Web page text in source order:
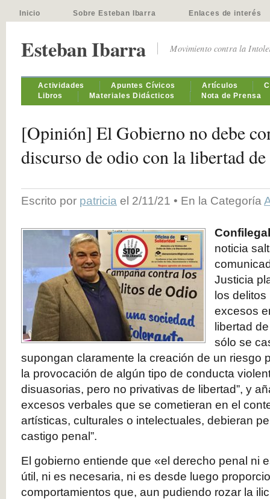
Inicio Sobre Esteban Ibarra Enlaces de interés
Esteban Ibarra Movimiento contra la
Actividades Apuntes Cívicos Artículos
Libros
Materiales Didácticos Nota de Prensa
[Opinión] El Gobierno no debe
discurso de odio con la libertad
Escrito por patricia el 2/11/21 • En la Categoría
noticia
Justicia
los
excesos
libertad
sólo se
supongan claramente la creación de un riesgo
la provocación de algún tipo de conducta
disuasorias, pero no privativas de libertad”, y
excesos verbales que se cometieran en el
artísticas, culturales o intelectuales, debieran
castigo penal”.
El gobierno entiende que «el derecho penal ni
útil, ni es necesaria, ni es desde luego
comportamientos que, aun pudiendo rozar la